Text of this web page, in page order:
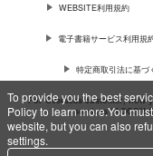
To provide you the best
Policy to learn more.You
website, but you can also
settings.
WEBSITE利用規約
電子書籍サービス利用規
特定商取引法に基づ
For Overseas customer, now
services